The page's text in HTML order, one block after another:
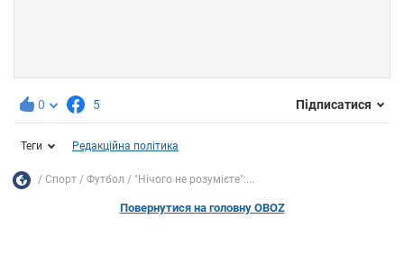
0 5 Підписатися
Теги Редакційна політика
Спорт Футбол "Нічого не розумієте":...
Повернутися на головну OBOZ